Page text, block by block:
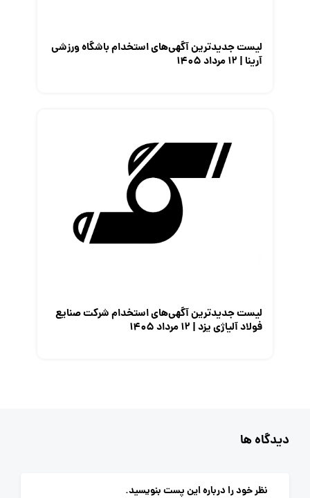
لیست جدیدترین آگهی‌های استخدام باشگاه ورزشی
آرینا | ۱۲ مرداد ۱۴۰۵
لیست جدیدترین آگهی‌های استخدام شرکت صنایع
فولاد آلیاژی یزد | ۱۲ مرداد ۱۴۰۵
دیدگاه ها
نظر خود را درباره این پست بنویسید.